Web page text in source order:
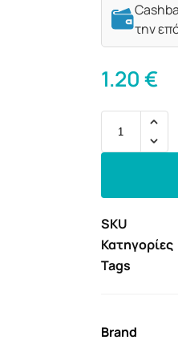
την
1.20€
SKU
Κατηγορίες
Tags
Brand